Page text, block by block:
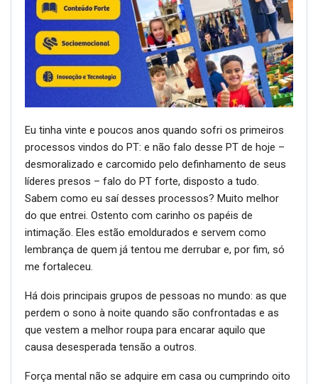
Eu tinha vinte e poucos anos quando sofri os primeiros
processos vindos do PT: e não falo desse PT de hoje –
desmoralizado e carcomido pelo definhamento de seus
líderes presos – falo do PT forte, disposto a tudo.
Sabem como eu saí desses processos? Muito melhor
do que entrei. Ostento com carinho os papéis de
intimação. Eles estão emoldurados e servem como
lembrança de quem já tentou me derrubar e, por fim, só
me fortaleceu.
Há dois principais grupos de pessoas no mundo: as que
perdem o sono à noite quando são confrontadas e as
que vestem a melhor roupa para encarar aquilo que
causa desesperada tensão a outros.
Força mental não se adquire em casa ou cumprindo oito